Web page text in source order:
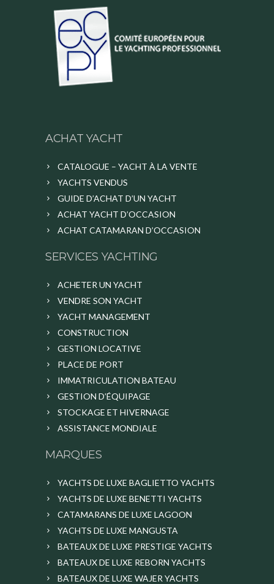
ACHAT YACHT
CATALOGUE – YACHT À LA VENTE
YACHTS VENDUS
GUIDE D’ACHAT D’UN YACHT
ACHAT YACHT D’OCCASION
ACHAT CATAMARAN D’OCCASION
SERVICES YACHTING
ACHETER UN YACHT
VENDRE SON YACHT
YACHT MANAGEMENT
CONSTRUCTION
GESTION LOCATIVE
PLACE DE PORT
IMMATRICULATION BATEAU
GESTION D’ÉQUIPAGE
STOCKAGE ET HIVERNAGE
ASSISTANCE MONDIALE
MARQUES
YACHTS DE LUXE BAGLIETTO YACHTS
YACHTS DE LUXE BENETTI YACHTS
CATAMARANS DE LUXE LAGOON
YACHTS DE LUXE MANGUSTA
BATEAUX DE LUXE PRESTIGE YACHTS
BATEAUX DE LUXE REBORN YACHTS
BATEAUX DE LUXE WAJER YACHTS